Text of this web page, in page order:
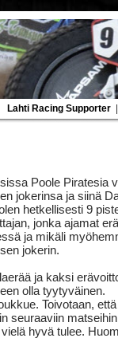
Lahti Racing Supporter
Poole Piratesia
jokerinsa ja siinä
hetkellisesti 9
jonka ajamat
ja mikäli
jokerin.
ja kaksi
olla tyytyväinen.
Toivotaan, että
seuraaviin
hyvä tulee.